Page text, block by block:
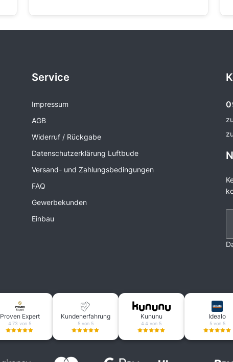
Service
Impressum
AGB
Widerruf / Rückgabe
Datenschutzerklärung Luftbude
Versand- und Zahlungsbedingungen
FAQ
Gewerbekunden
Einbau
Proven Expert
4.73 von 5
Kundenerfahrung
5 von 5
Kununu
4.4 von 5
Idealo
5 von 5